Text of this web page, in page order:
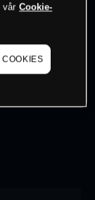
vår Cookie-